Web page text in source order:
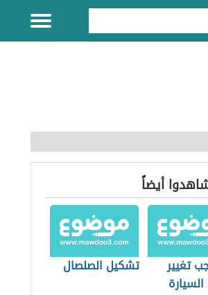
أيضاً
تغيير
تشكيل الصلصال